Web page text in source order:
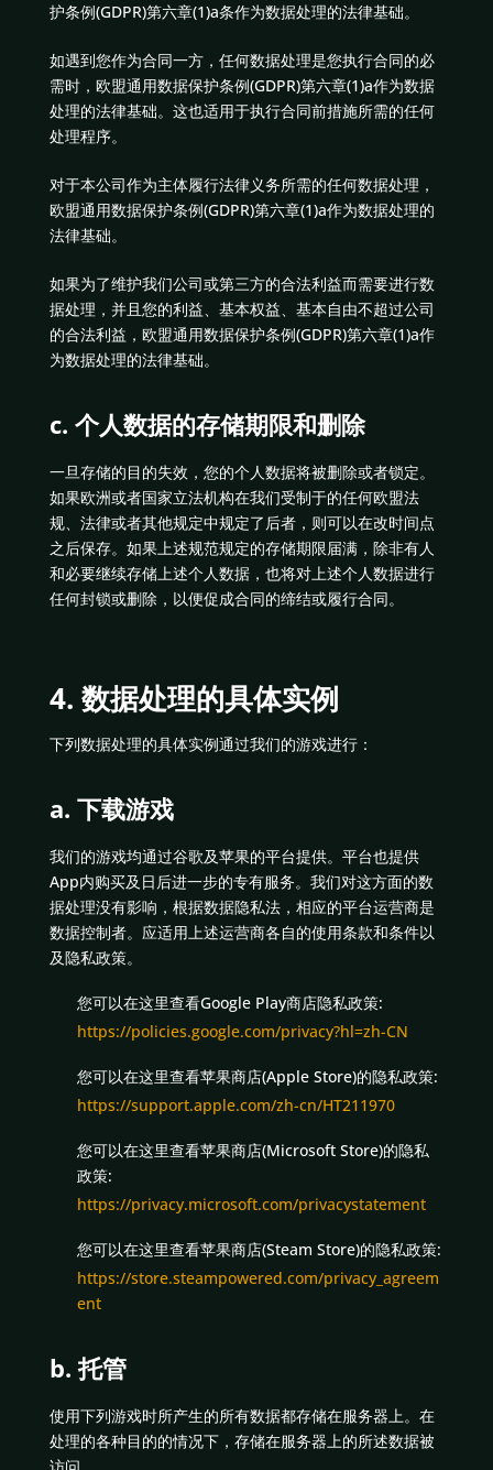
护条例(GDPR)第六章(1)a条作为数据处理的法律基础。
如遇到您作为合同一方，任何数据处理是您执行合同的必
需时，欧盟通用数据保护条例(GDPR)第六章(1)a作为数据
处理的法律基础。这也适用于执行合同前措施所需的任何
处理程序。
对于本公司作为主体履行法律义务所需的任何数据处理，
欧盟通用数据保护条例(GDPR)第六章(1)a作为数据处理的
法律基础。
如果为了维护我们公司或第三方的合法利益而需要进行数
据处理，并且您的利益、基本权益、基本自由不超过公司
的合法利益，欧盟通用数据保护条例(GDPR)第六章(1)a作
为数据处理的法律基础。
c. 个人数据的存储期限和删除
一旦存储的目的失效，您的个人数据将被删除或者锁定。
如果欧洲或者国家立法机构在我们受制于的任何欧盟法
规、法律或者其他规定中规定了后者，则可以在改时间点
之后保存。如果上述规范规定的存储期限届满，除非有人
和必要继续存储上述个人数据，也将对上述个人数据进行
任何封锁或删除，以便促成合同的缔结或履行合同。
4. 数据处理的具体实例
下列数据处理的具体实例通过我们的游戏进行：
a. 下载游戏
我们的游戏均通过谷歌及苹果的平台提供。平台也提供
App内购买及日后进一步的专有服务。我们对这方面的数
据处理没有影响，根据数据隐私法，相应的平台运营商是
数据控制者。应适用上述运营商各自的使用条款和条件以
及隐私政策。
您可以在这里查看Google Play商店隐私政策:
https://policies.google.com/privacy?hl=zh-CN
您可以在这里查看苹果商店(Apple Store)的隐私政策:
https://support.apple.com/zh-cn/HT211970
您可以在这里查看苹果商店(Microsoft Store)的隐私
政策:
https://privacy.microsoft.com/privacystatement
您可以在这里查看苹果商店(Steam Store)的隐私政策:
https://store.steampowered.com/privacy_agreem
ent
b. 托管
使用下列游戏时所产生的所有数据都存储在服务器上。在
处理的各种目的的情况下，存储在服务器上的所述数据被